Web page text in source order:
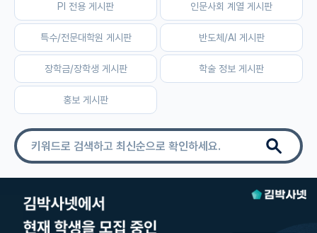
미국 유학 게시판
미국 대학원 합격 후기 게시판
대학원생 모집 게시판
대학원 합격 후기 게시판
연구실(PI) 홍보 게시판
석박사 채용 정보 게시판
학부 인턴 게시판
PI 전용 게시판 인문사회 계열 게시판
특수/전문대학원 게시판 반도체/AI 게시판
장학금/장학생 게시판 학술 정보 게시판
홍보 게시판